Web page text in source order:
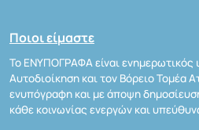
Ποιοι είμαστε
Το ΕΝΥΠΟΓΡΑΦΑ είναι ενημερωτικός
Αυτοδιοίκηση και τον Βόρειο Τομέα
ενυπόγραφη και με άποψη
κάθε κοινωνίας ενεργών και